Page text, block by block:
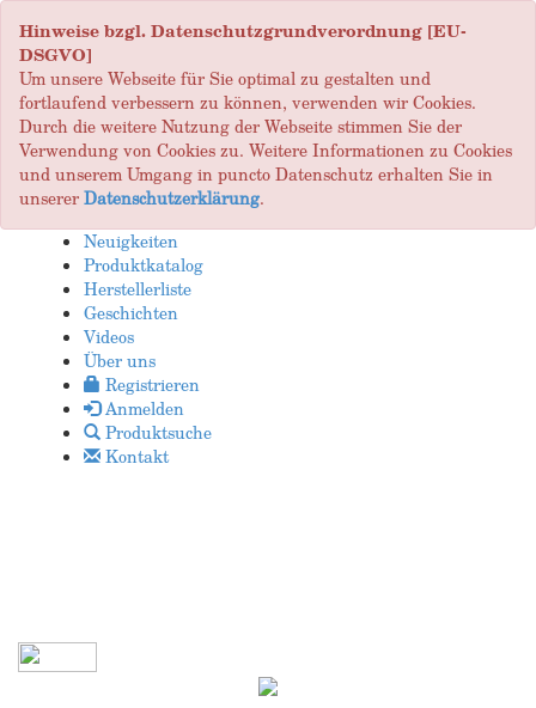
Hinweise bzgl. Datenschutzgrundverordnung [EU-
DSGVO]
Um unsere Webseite für Sie optimal zu gestalten und
fortlaufend verbessern zu können, verwenden wir Cookies.
Durch die weitere Nutzung der Webseite stimmen Sie der
Verwendung von Cookies zu. Weitere Informationen zu Cookies
und unserem Umgang in puncto Datenschutz erhalten Sie in
unsererDatenschutzerklärung.
Neuigkeiten
Produktkatalog
Herstellerliste
Geschichten
Videos
Über uns
Registrieren
Anmelden
Produktsuche
Kontakt